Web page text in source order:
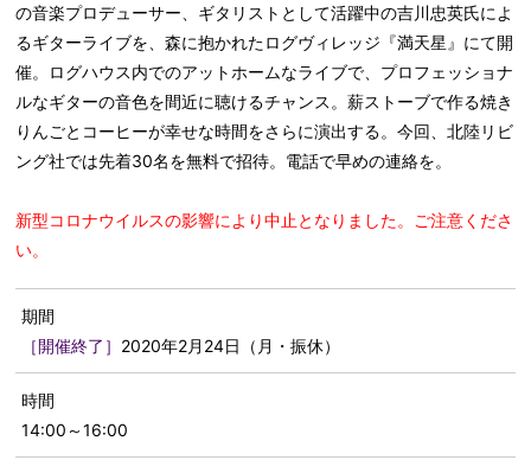
の音楽プロデューサー、ギタリストとして活躍中の吉川忠英氏によ
るギターライブを、森に抱かれたログヴィレッジ『満天星』にて開
催。ログハウス内でのアットホームなライブで、プロフェッショナ
ルなギターの音色を間近に聴けるチャンス。薪ストーブで作る焼き
りんごとコーヒーが幸せな時間をさらに演出する。今回、北陸リビ
ング社では先着30名を無料で招待。電話で早めの連絡を。
新型コロナウイルスの影響により中止となりました。ご注意くださ
い。
期間
［開催終了］ 2020年2月24日（月・振休）
時間
14:00～16:00